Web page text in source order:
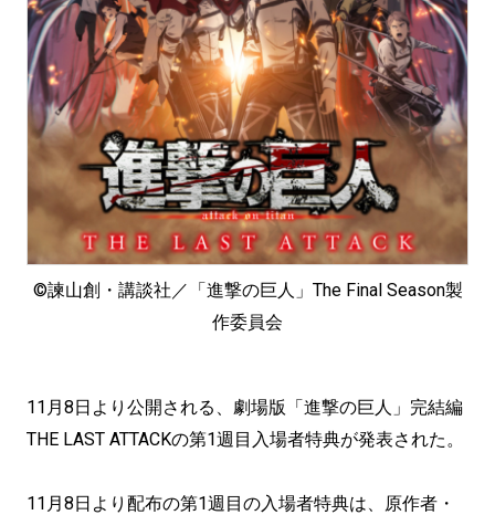
©諫山創・講談社／「進撃の巨人」The Final Season製
作委員会
11月8日より公開される、劇場版「進撃の巨人」完結編
THE LAST ATTACKの第1週目入場者特典が発表された。
11月8日より配布の第1週目の入場者特典は、原作者・